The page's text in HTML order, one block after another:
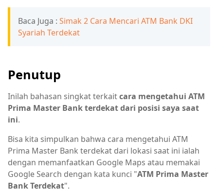
Baca Juga : Simak 2 Cara Mencari ATM Bank DKI
Syariah Terdekat
Penutup
Inilah bahasan singkat terkaitcara mengetahui ATM
Prima Master Bank terdekat dari posisi saya saat
ini.
Bisa kita simpulkan bahwa cara mengetahui ATM
Prima Master Bank terdekat dari lokasi saat ini ialah
dengan memanfaatkan Google Maps atau memakai
Google Search dengan kata kunci "ATM Prima Master
Bank Terdekat".